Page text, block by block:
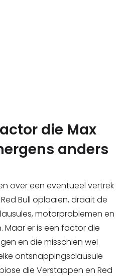
die Max
anders
over een eventueel vertrek
Bull oplaaien, draait de
motorproblemen en
er is een factor die
en die misschien wel
ontsnappingsclausule
die Verstappen en Red